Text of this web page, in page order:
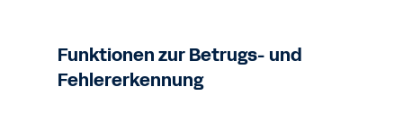
Funktionen zur Betrugs- und
Fehlererkennung